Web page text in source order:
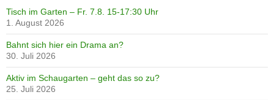
Tisch im Garten – Fr. 7.8. 15-17:30 Uhr
1. August 2026
Bahnt sich hier ein Drama an?
30. Juli 2026
Aktiv im Schaugarten – geht das so zu?
25. Juli 2026